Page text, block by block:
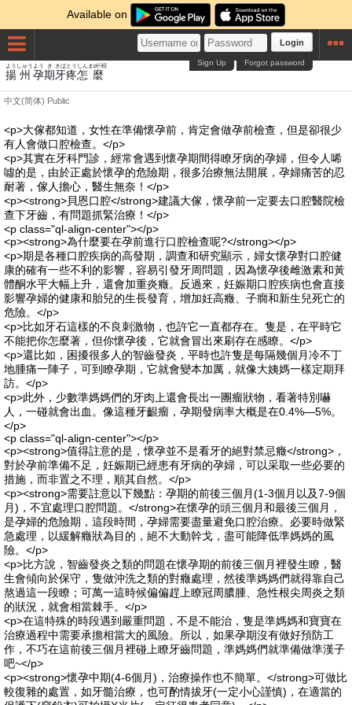
Available on
Login
Forgot password
Sign Up
揚
よう
州
しゅう
孕
よう
期
き
牙
きば
疼
とう
怎
しん
麼
まp旺
中文(简体) Public
<p>大傢都知道，女性在準備懷孕前，肯定會做孕前檢查，但是卻很少
有人會做口腔檢查。</p>
<p>其實在牙科門診，經常會遇到懷孕期間得瞭牙病的孕婦，但令人唏
噓的是，由於正處於懷孕的危險期，很多治療無法開展，孕婦痛苦的忍
耐著，傢人擔心，醫生無奈！</p>
<p><strong>貝恩口腔</strong>建議大傢，懷孕前一定要去口腔醫院檢
查下牙齒，有問題抓緊治療！</p>
<p class="ql-align-center"></p>
<p><strong>為什麼要在孕前進行口腔檢查呢?</strong></p>
<p>期是各種口腔疾病的高發期，調查和研究顯示，婦女懷孕對口腔健
康的確有一些不利的影響，容易引發牙周問題，因為懷孕後雌激素和黃
體酮水平大幅上升，還會加重炎癥。反過來，妊娠期口腔疾病也會直接
影響孕婦的健康和胎兒的生長發育，增加妊高癥、子癇和新生兒死亡的
危險。</p>
<p>比如牙石這樣的不良刺激物，也許它一直都存在。隻是，在平時它
不能把你怎麼著，但你懷孕後，它就會冒出來刷存在感瞭。</p>
<p>還比如，困擾很多人的智齒發炎，平時也許隻是每隔幾個月冷不丁
地腫痛一陣子，可到瞭孕期，它就會變本加厲，就像大姨媽一樣定期拜
訪。</p>
<p>此外，少數準媽媽們的牙肉上還會長出一團瘤狀物，看著特別嚇
人，一碰就會出血。像這種牙齦瘤，孕期發病率大概是在0.4%—5%。
</p>
<p class="ql-align-center"></p>
<p><strong>值得註意的是，懷孕並不是看牙的絕對禁忌癥</strong>，
對於孕前準備不足，妊娠期已經患有牙病的孕婦，可以采取一些必要的
措施，而非置之不理，順其自然。</p>
<p><strong>需要註意以下幾點：孕期的前後三個月(1-3個月以及7-9個
月)，不宜處理口腔問題。</strong>在懷孕的頭三個月和最後三個月，
是孕婦的危險期，這段時間，孕婦需要盡量避免口腔治療。必要時做緊
急處理，以緩解癥狀為目的，絕不大動幹戈，盡可能降低準媽媽的風
險。</p>
<p>比方說，智齒發炎之類的問題在懷孕期的前後三個月裡發生瞭，醫
生會傾向於保守，隻做沖洗之類的對癥處理，然後準媽媽們就得靠自己
熬過這一段瞭；可萬一這時候偏偏趕上瞭冠周膿腫、急性根尖周炎之類
的狀況，就會相當棘手。</p>
<p>在這特殊的時段遇到嚴重問題，不是不能治，隻是準媽媽和寶寶在
治療過程中需要承擔相當大的風險。所以，如果孕期沒有做好預防工
作，不巧在這前後三個月裡碰上瞭牙齒問題，準媽媽們就準備做準漢子
吧~</p>
<p><strong>懷孕中期(4-6個月)，治療操作也不簡單。</strong>可做比
較復雜的處置，如牙髓治療，也可酌情拔牙(一定小心謹慎)，在適當的